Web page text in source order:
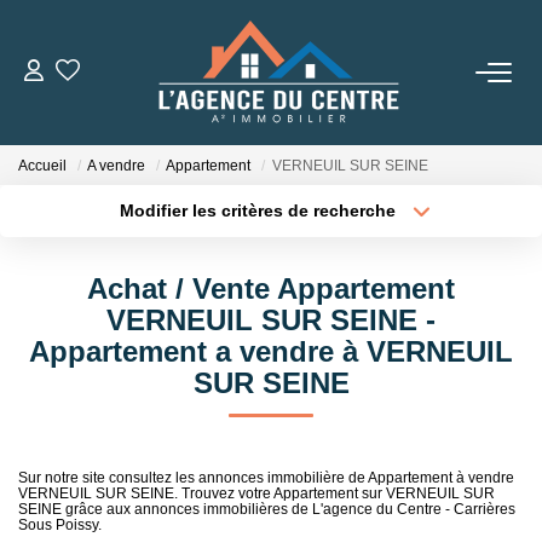
VENTES
Nos Conseils
Estimation
Qui Sommes Nous
Accueil A vendre Appartement VERNEUIL SUR SEINE
Modifier les critères de recherche
Sélectionnez...
Type de bien
Surface min
Budget max Plus de critères
Achat / Vente Appartement
VERNEUIL SUR SEINE -
Appartement a vendre à VERNEUIL
SUR SEINE
Sur notre site consultez les annonces immobilière de Appartement à vendre
VERNEUIL SUR SEINE. Trouvez votre Appartement sur VERNEUIL SUR
SEINE grâce aux annonces immobilières de L'agence du Centre - Carrières
Sous Poissy.